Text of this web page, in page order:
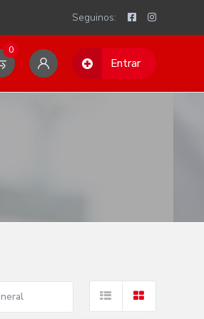
Seguinos:
0
Entrar